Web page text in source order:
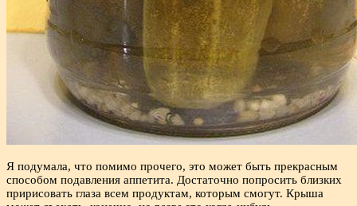
Я подумала, что помимо прочего, это может быть прекрасным
способом подавления аппетита. Достаточно попросить близких
пририсовать глаза всем продуктам, которым смогут. Крыша